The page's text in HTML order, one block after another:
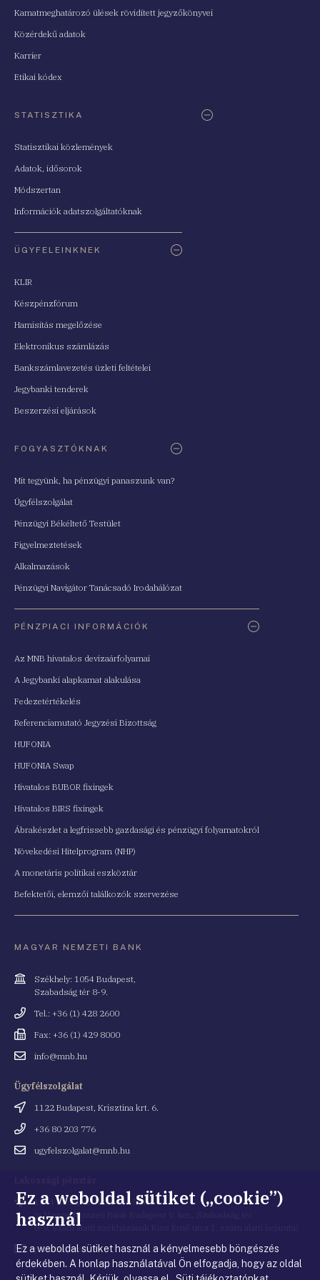
Kamatmeghatározó ülések rövidített jegyzőkönyvei
Közérdekű adatok
Karrier
Etikai kódex
STATISZTIKA
Statisztikai közlemények
Adatok, idősorok
Módszertan
Információk adatszolgáltatóknak
ÜGYFELEINKNEK
KLIR
Készpénzfórum
Hamisítás megelőzése
Elektronikus számlázás
Bankszámlavezetés üzleti feltételei
Jegybanki tenderek
Beszerzési eljárások
FOGYASZTÓKNAK
Mit tegyünk, ha pénzügyi panaszunk van?
Ügyfélszolgálat
Pénzügyi Békéltető Testület
Figyelmeztetések
Alkalmazások
Pénzügyi Navigátor Tanácsadó Irodahálózat
PÉNZPIACI INFORMÁCIÓK
Az MNB hivatalos devizaárfolyamai
A Jegybanki alapkamat alakulása
Fedezetértékelés
Referenciamutató Jegyzési Bizottság
HUFONIA
HUFONIA Swap
Hivatalos BUBOR fixingek
Hivatalos BIRS fixingek
Ábrakészlet a legfrissebb gazdasági és pénzügyi folyamatokról
Növekedési Hitelprogram (NHP)
A monetáris politikai eszköztár
Befektetői, elemzői találkozók szervezése
MAGYAR NEMZETI BANK
Cím
Székhely: 1054 Budapest,
Szabadság tér 8-9.
Telefonszám
Tel.: +36 (1) 428 2600
Fax
Fax: +36 (1) 429 8000
Emailinfo@mnb.hu
Ügyfélszolgálat
Cím
1122 Budapest, Krisztina krt. 6.
Telefonszám
+36 80 203 776
Emailugyfelszolgalat@mnb.hu
Cím 1054 Budapest, Kiss Ernő utca 1.
(a Magyar Nemzeti Bank Budapest V. ker., Szabadság tér
8-9. szám alatti székházának Kiss Ernő utca 1. szám alatti bejárata)
Email
cím
penztar@mnb.hu
Ez a weboldal sütiket („cookie”)
használ
Ez a weboldal sütiket használ a kényelmesebb böngészés
érdekében. A honlap használatával Ön elfogadja, hogy az oldal